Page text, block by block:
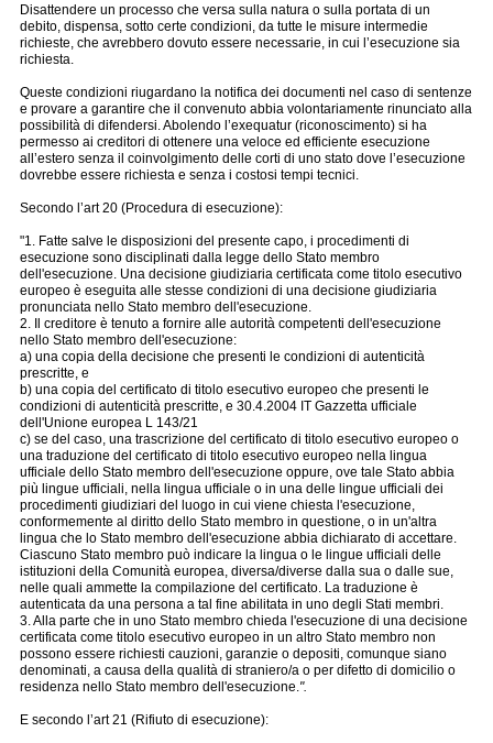
Disattendere un processo che versa sulla natura o sulla portata di un
debito, dispensa, sotto certe condizioni, da tutte le misure intermedie
richieste, che avrebbero dovuto essere necessarie, in cui l’esecuzione sia
richiesta.
Queste condizioni riugardano la notifica dei documenti nel caso di sentenze
e provare a garantire che il convenuto abbia volontariamente rinunciato alla
possibilità di difendersi. Abolendo l’exequatur (riconoscimento) si ha
permesso ai creditori di ottenere una veloce ed efficiente esecuzione
all’estero senza il coinvolgimento delle corti di uno stato dove l’esecuzione
dovrebbe essere richiesta e senza i costosi tempi tecnici.
Secondo l’art 20 (Procedura di esecuzione):
"1. Fatte salve le disposizioni del presente capo, i procedimenti di
esecuzione sono disciplinati dalla legge dello Stato membro
dell'esecuzione. Una decisione giudiziaria certificata come titolo esecutivo
europeo è eseguita alle stesse condizioni di una decisione giudiziaria
pronunciata nello Stato membro dell'esecuzione.
2. Il creditore è tenuto a fornire alle autorità competenti dell'esecuzione
nello Stato membro dell'esecuzione:
a) una copia della decisione che presenti le condizioni di autenticità
prescritte, e
b) una copia del certificato di titolo esecutivo europeo che presenti le
condizioni di autenticità prescritte, e 30.4.2004 IT Gazzetta ufficiale
dell'Unione europea L 143/21
c) se del caso, una trascrizione del certificato di titolo esecutivo europeo o
una traduzione del certificato di titolo esecutivo europeo nella lingua
ufficiale dello Stato membro dell'esecuzione oppure, ove tale Stato abbia
più lingue ufficiali, nella lingua ufficiale o in una delle lingue ufficiali dei
procedimenti giudiziari del luogo in cui viene chiesta l'esecuzione,
conformemente al diritto dello Stato membro in questione, o in un'altra
lingua che lo Stato membro dell'esecuzione abbia dichiarato di accettare.
Ciascuno Stato membro può indicare la lingua o le lingue ufficiali delle
istituzioni della Comunità europea, diversa/diverse dalla sua o dalle sue,
nelle quali ammette la compilazione del certificato. La traduzione è
autenticata da una persona a tal fine abilitata in uno degli Stati membri.
3. Alla parte che in uno Stato membro chieda l'esecuzione di una decisione
certificata come titolo esecutivo europeo in un altro Stato membro non
possono essere richiesti cauzioni, garanzie o depositi, comunque siano
denominati, a causa della qualità di straniero/a o per difetto di domicilio o
residenza nello Stato membro dell'esecuzione. ".
E secondo l’art 21 (Rifiuto di esecuzione):